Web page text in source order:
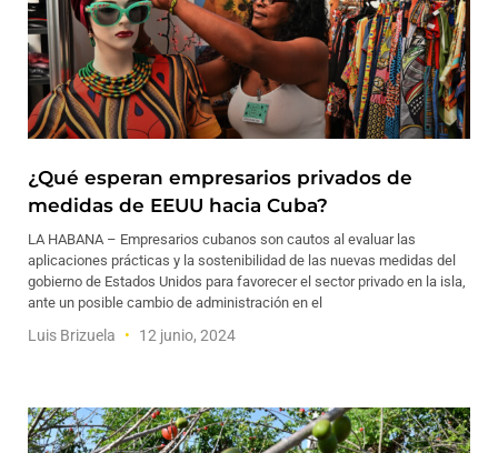
¿Qué esperan empresarios privados de
medidas de EEUU hacia Cuba?
LA HABANA – Empresarios cubanos son cautos al evaluar las
aplicaciones prácticas y la sostenibilidad de las nuevas medidas del
gobierno de Estados Unidos para favorecer el sector privado en la isla,
ante un posible cambio de administración en el
Luis Brizuela 12 junio, 2024